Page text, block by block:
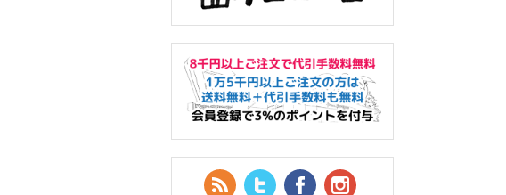
RSS FeedTwitter Facebook